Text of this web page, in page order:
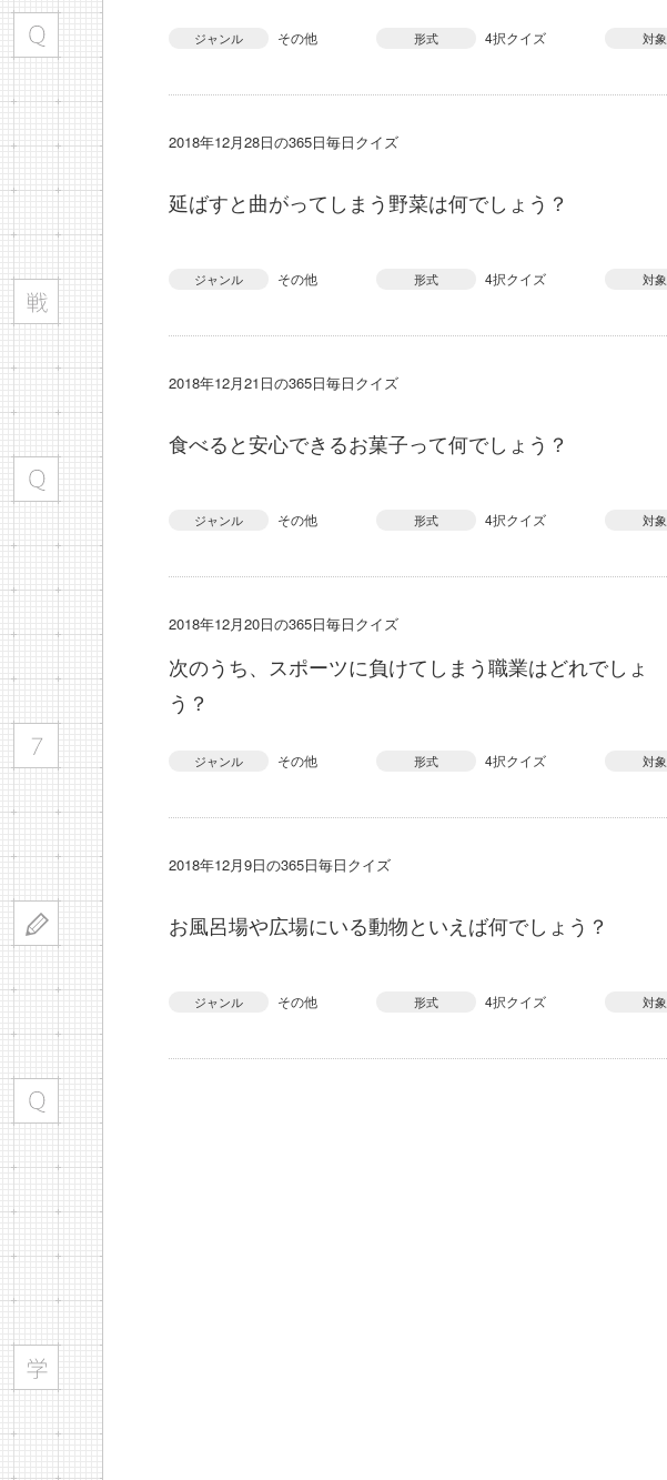
ジャンル その他 形式 4択クイズ 対象
2018年12月28日の365日毎日クイズ
延ばすと曲がってしまう野菜は何でしょう？
ジャンル その他 形式 4択クイズ 対象
2018年12月21日の365日毎日クイズ
食べると安心できるお菓子って何でしょう？
ジャンル その他 形式 4択クイズ 対象
2018年12月20日の365日毎日クイズ
次のうち、スポーツに負けてしまう職業はどれでしょ
う？
ジャンル その他 形式 4択クイズ 対象
2018年12月9日の365日毎日クイズ
お風呂場や広場にいる動物といえば何でしょう？
ジャンル その他 形式 4択クイズ 対象